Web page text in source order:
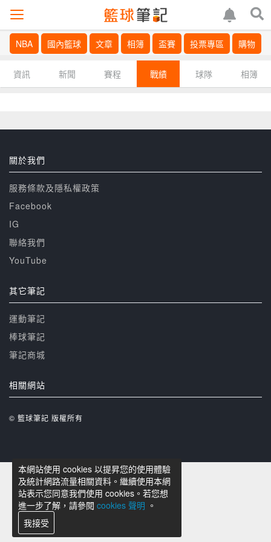
NBA 國內籃球 文章 相簿 盃賽 投票專區 購物
資訊 新聞 賽程 戰績 球隊 相簿
本網站使用 cookies 以提昇您的使用體驗
及統計網路流量相關資料。繼續使用本網
站表示您同意我們使用 cookies。若您想
進一步了解，請參閱 cookies 聲明 。
我接受
關於我們
服務條款及隱私權政策
Facebook
IG
聯絡我們
YouTube
其它筆記
運動筆記
棒球筆記
筆記商城
相關網站
© 籃球筆記 版權所有